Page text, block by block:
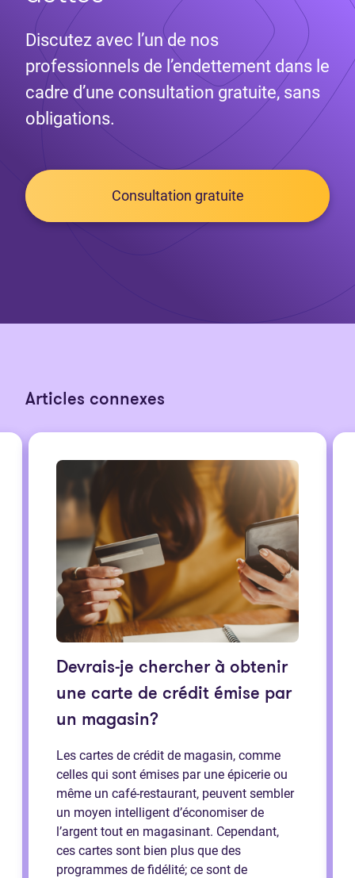
Discutez avec l’un de nos
professionnels de l’endettement dans le
cadre d’une consultation gratuite, sans
obligations.
Consultation gratuite
Articles connexes
Devrais-je chercher à obtenir
une carte de crédit émise par
un magasin?
Les cartes de crédit de magasin, comme
celles qui sont émises par une épicerie ou
même un café-restaurant, peuvent sembler
un moyen intelligent d’économiser de
l’argent tout en magasinant. Cependant,
ces cartes sont bien plus que des
programmes de fidélité; ce sont de